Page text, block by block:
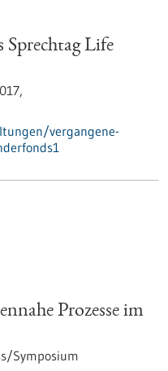
Life
vergangene-
Prozesse im
Symposium